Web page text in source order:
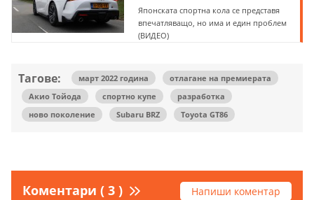
Японската спортна кола се представя
впечатляващо, но има и един проблем
(ВИДЕО)
Тагове: март 2022 година
отлагане на премиерата
Акио Тойода
спортно купе
разработка
ново поколение
Subaru BRZ Toyota GT86
Коментари ( 3 ) Напиши коментар